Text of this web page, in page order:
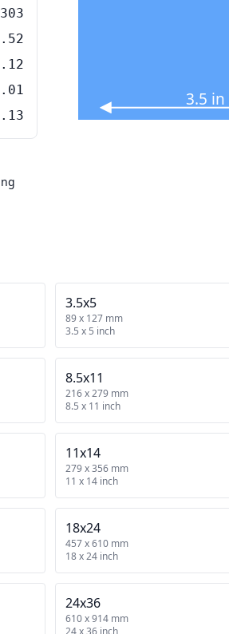
3.5
3.5x5
89 x 127 mm
3.5 x 5 inch
8.5x11
216 x 279 mm
8.5 x 11 inch
11x14
279 x 356 mm
11 x 14 inch
18x24
457 x 610 mm
18 x 24 inch
24x36
610 x 914 mm
24 x 36 inch